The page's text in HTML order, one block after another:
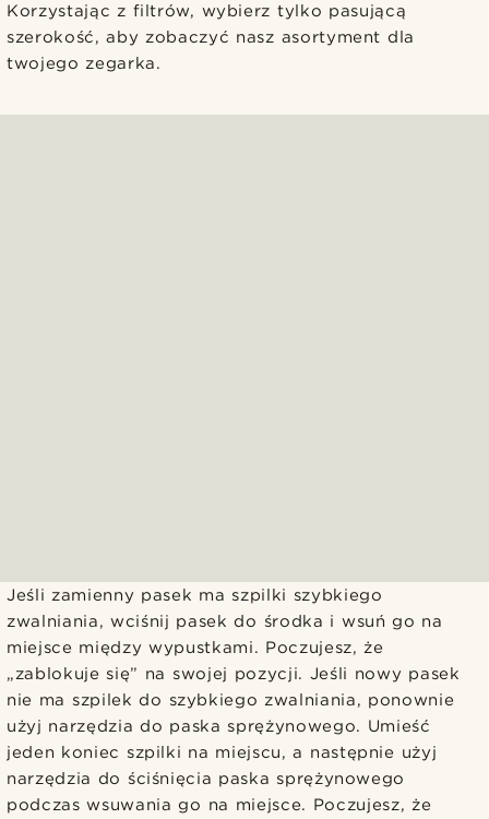
Korzystając z filtrów, wybierz tylko pasującą
szerokość, aby zobaczyć nasz asortyment dla
twojego zegarka.
Jeśli zamienny pasek ma szpilki szybkiego
zwalniania, wciśnij pasek do środka i wsuń go na
miejsce między wypustkami. Poczujesz, że
„zablokuje się” na swojej pozycji. Jeśli nowy pasek
nie ma szpilek do szybkiego zwalniania, ponownie
użyj narzędzia do paska sprężynowego. Umieść
jeden koniec szpilki na miejscu, a następnie użyj
narzędzia do ściśnięcia paska sprężynowego
podczas wsuwania go na miejsce. Poczujesz, że